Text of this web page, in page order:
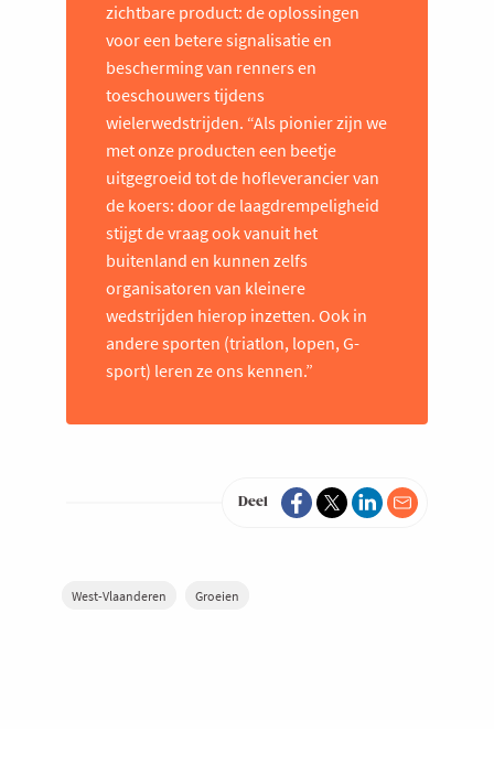
zichtbare product: de oplossingen
voor een betere signalisatie en
bescherming van renners en
toeschouwers tijdens
wielerwedstrijden. “Als pionier zijn we
met onze producten een beetje
uitgegroeid tot de hofleverancier van
de koers: door de laagdrempeligheid
stijgt de vraag ook vanuit het
buitenland en kunnen zelfs
organisatoren van kleinere
wedstrijden hierop inzetten. Ook in
andere sporten (triatlon, lopen, G-
sport) leren ze ons kennen.”
Deel
West-Vlaanderen Groeien